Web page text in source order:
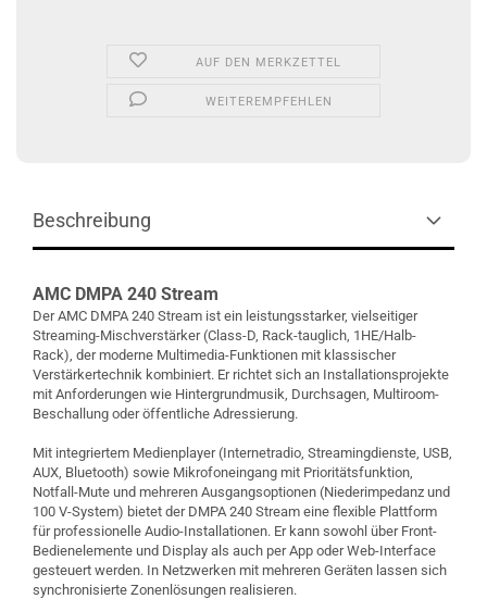
AUF DEN MERKZETTEL
WEITEREMPFEHLEN
Beschreibung
AMC DMPA 240 Stream
Der AMC DMPA 240 Stream ist ein leistungsstarker, vielseitiger
Streaming-Mischverstärker (Class-D, Rack-tauglich, 1HE/Halb-
Rack), der moderne Multimedia-Funktionen mit klassischer
Verstärkertechnik kombiniert. Er richtet sich an Installationsprojekte
mit Anforderungen wie Hintergrundmusik, Durchsagen, Multiroom-
Beschallung oder öffentliche Adressierung.
Mit integriertem Medienplayer (Internetradio, Streamingdienste, USB,
AUX, Bluetooth) sowie Mikrofoneingang mit Prioritätsfunktion,
Notfall-Mute und mehreren Ausgangsoptionen (Niederimpedanz und
100 V-System) bietet der DMPA 240 Stream eine flexible Plattform
für professionelle Audio-Installationen. Er kann sowohl über Front-
Bedienelemente und Display als auch per App oder Web-Interface
gesteuert werden. In Netzwerken mit mehreren Geräten lassen sich
synchronisierte Zonenlösungen realisieren.